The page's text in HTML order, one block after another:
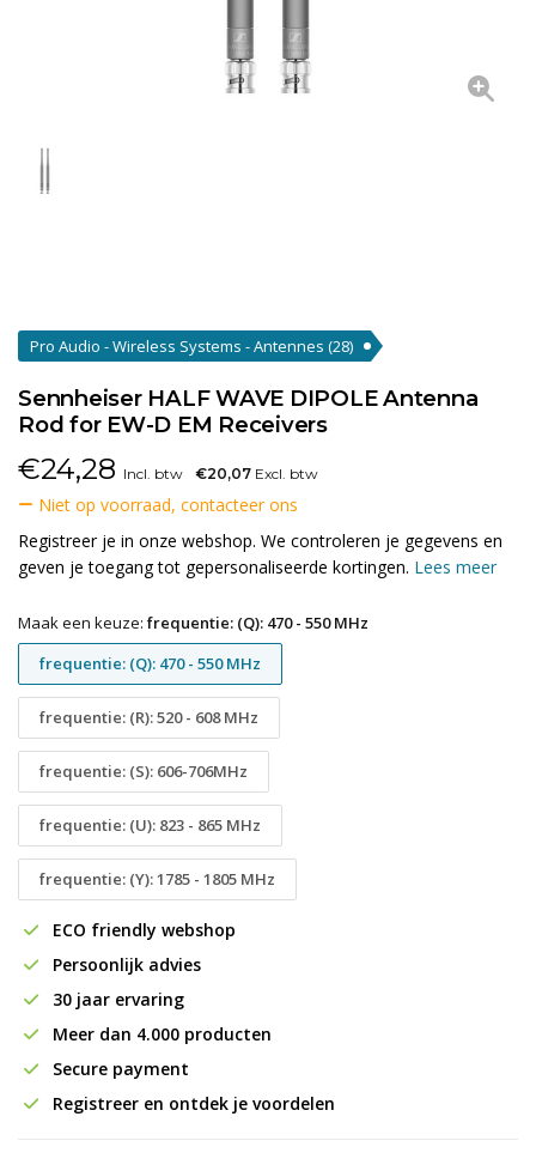
Pro Audio - Wireless Systems - Antennes (28)
Sennheiser HALF WAVE DIPOLE Antenna
Rod for EW-D EM Receivers
€24,28 Incl. btw €20,07 Excl. btw
Niet op voorraad, contacteer ons
Registreer je in onze webshop. We controleren je gegevens en
geven je toegang tot gepersonaliseerde kortingen. Lees meer
Maak een keuze: frequentie: (Q): 470 - 550 MHz
frequentie: (Q): 470 - 550 MHz
frequentie: (R): 520 - 608 MHz
frequentie: (S): 606-706MHz
frequentie: (U): 823 - 865 MHz
frequentie: (Y): 1785 - 1805 MHz
ECO friendly webshop
Persoonlijk advies
30 jaar ervaring
Meer dan 4.000 producten
Secure payment
Registreer en ontdek je voordelen